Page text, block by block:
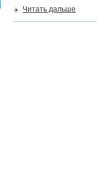
Читать дальше